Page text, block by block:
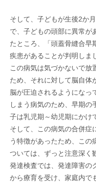
そして、子どもが生後2か
で、子どもの頭部に異常が
たところ、「頭蓋骨縫合早
疾患があることが判明しま
この病気は気づかないで放
ため、それに対して脳自体
脳が圧迫されるようになっ
しまう病気のため、早期の
子は乳児期～幼児期にかけ
そして、この病気の合併症
う特徴があったため、この
ついては、ずっと注意深く
発達検査では、発達障害の
から療育を受け、家庭内で